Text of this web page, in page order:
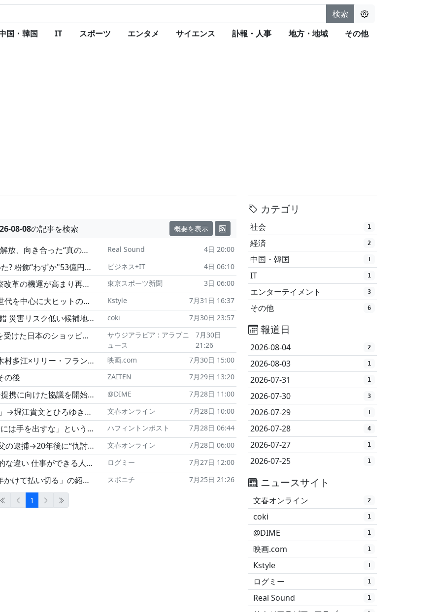
検索
国・韓国 IT スポーツ エンタメ サイエンス 訃報・人事 地方・地域 その他
08-08の記事を検索 概要を表示
" ワンマンツアー『aritei』に見た覚悟 Real Sound 4日 20:00
か"53億円が重く見られた本当の理由 ビジネス+IT 4日 06:10
まり再び動きだした堀江貴文氏 東京スポーツ新聞 3日 06:00
映画「怪速急行■■行き」試写レビュー Kstyle 7月31日 16:37
害リスク低い候補地とは coki 7月30日 23:57
ショッピングモールから25匹の猫が脱出
サウジアラビア : アラブニ
ュース
7月30日
21:26
ンタビュー 18年醸成されたからこそ話せること 映画.com 7月30日 15:00
の後 ZAITEN 7月29日 13:20
を開始、その狙いはどこにある? @DIME 7月28日 11:00
"とは…「パーカーおじさん論争」の先にあった意外な展開 文春オンライン 7月28日 10:00
投資さんが貫く「負けない投資」について聞いた。 ハフィントンポスト 7月28日 06:44
野村絢(38)が恐れられる理由「彼女は父親よりも…」 文春オンライン 7月28日 06:00
る人が無意識に行う“思考のクセ" ログミー 7月27日 12:00
介を訂正「18年もかけておらず」 スポニチ 7月25日 21:26
1
カテゴリ
社会 1
経済 2
中国・韓国 1
IT 1
エンターテイメント 3
その他 6
報道日
2026-08-04 2
2026-08-03 1
2026-07-31 1
2026-07-30 3
2026-07-29 1
2026-07-28 4
2026-07-27 1
2026-07-25 1
ニュースサイト
文春オンライン 2
coki 1
@DIME 1
映画.com 1
Kstyle 1
ログミー 1
Real Sound 1